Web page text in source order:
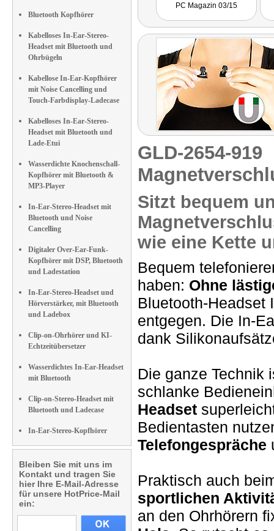
Bluetooth Kopfhörer
Kabelloses In-Ear-Stereo-
Headset mit Bluetooth und
Ohrbügeln
Kabellose In-Ear-Kopfhörer
mit Noise Cancelling und
Touch-Farbdisplay-Ladecase
Kabelloses In-Ear-Stereo-
Headset mit Bluetooth und
Lade-Etui
Wasserdichte Knochenschall-
Kopfhörer mit Bluetooth &
MP3-Player
In-Ear-Stereo-Headset mit
Bluetooth und Noise
Cancelling
Digitaler Over-Ear-Funk-
Kopfhörer mit DSP, Bluetooth
und Ladestation
In-Ear-Stereo-Headset und
Hörverstärker, mit Bluetooth
und Ladebox
Clip-on-Ohrhörer und KI-
Echtzeitübersetzer
Wasserdichtes In-Ear-Headset
mit Bluetooth
Clip-on-Stereo-Headset mit
Bluetooth und Ladecase
In-Ear-Stereo-Kopfhörer
Bleiben Sie mit uns im
Kontakt und tragen Sie
hier Ihre E-Mail-Adresse
für unsere HotPrice-Mail
ein:
freihändig über Ihr
PC Magazin 03/15
GLD-2654-919
Sitzt bequem
wie eine Kette
Bequem
haben: Ohne
Bluetooth-Headset
entgegen. Die In-
dank
Die ganze Technik
schlanke
Headset
Bedientasten
Telefongespräche
Praktisch auch
sportlichen
an den Ohrhörern